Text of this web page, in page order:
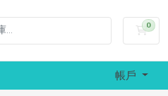
0
購物
帳戶